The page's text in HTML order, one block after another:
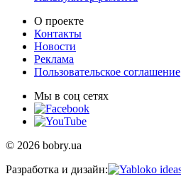
О проекте
Контакты
Новости
Реклама
Пользовательское соглашение
Мы в соц сетях
© 2026 bobry.ua
Разработка и дизайн: